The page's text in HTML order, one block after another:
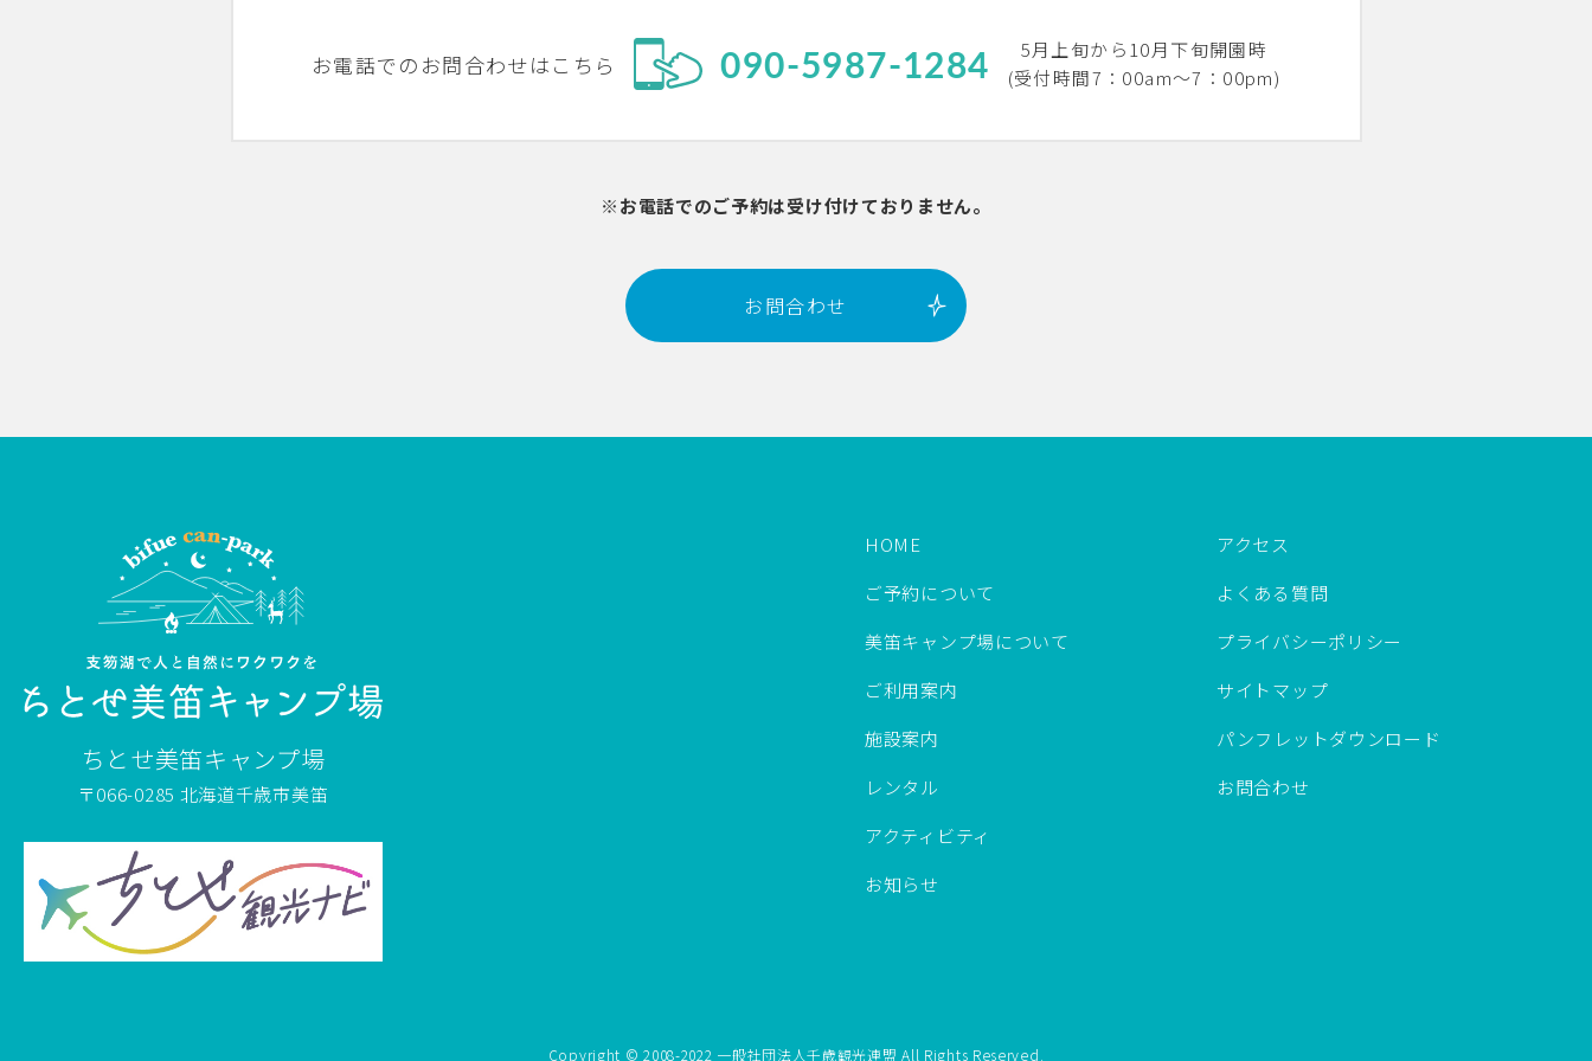
お電話でのお問合わせはこちら 090-5987-1284
5月上旬から10月下旬開園時
(受付時間7：00am～7：00pm)
※お電話でのご予約は受け付けておりません。
お問合わせ
ちとせ美笛キャンプ場
〒066-0285 北海道千歳市美笛
HOME
ご予約について
美笛キャンプ場について
ご利用案内
施設案内
レンタル
アクティビティ
お知らせ
アクセス
よくある質問
プライバシーポリシー
サイトマップ
パンフレットダウンロード
お問合わせ
Copyright © 2008-2022 一般社団法人千歳観光連盟 All Rights Reserved.